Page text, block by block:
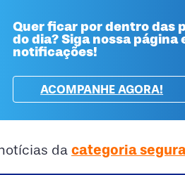
Quer ficar por dentro das
do dia? Siga nossa página
notificações!
ACOMPANHE AGORA!
da categoria